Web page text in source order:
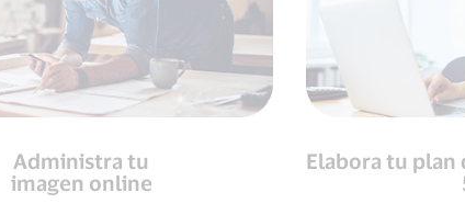
Administra tu
imagen online
Elabora tu plan